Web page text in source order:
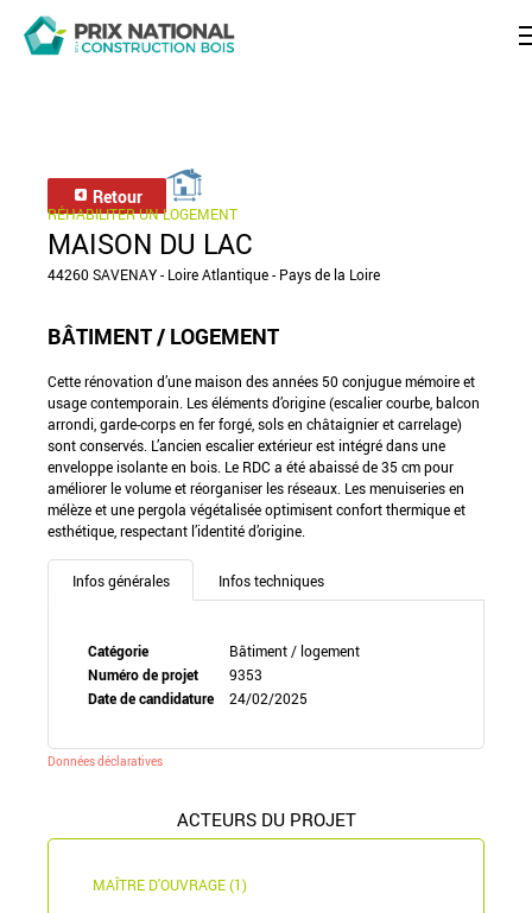
Retour
RÉHABILITER UN LOGEMENT
MAISON DU LAC
44260 SAVENAY - Loire Atlantique - Pays de la Loire
BÂTIMENT / LOGEMENT
Cette rénovation d’une maison des années 50 conjugue mémoire et
usage contemporain. Les éléments d’origine (escalier courbe, balcon
arrondi, garde-corps en fer forgé, sols en châtaignier et carrelage)
sont conservés. L’ancien escalier extérieur est intégré dans une
enveloppe isolante en bois. Le RDC a été abaissé de 35 cm pour
améliorer le volume et réorganiser les réseaux. Les menuiseries en
mélèze et une pergola végétalisée optimisent confort thermique et
esthétique, respectant l’identité d’origine.
Infos générales Infos techniques
Catégorie
Bâtiment / logement
Numéro de projet
9353
Date de candidature
24/02/2025
Données déclaratives
ACTEURS DU PROJET
MAÎTRE D'OUVRAGE (1)